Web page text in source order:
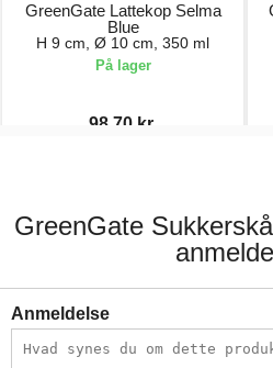
GreenGate Lattekop Selma
Blue
H 9 cm, Ø 10 cm, 350 ml
På lager
98,70 kr.
GreenGate
Anmeldelse